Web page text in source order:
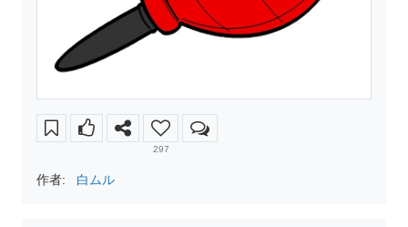
297
作者: 白ムル